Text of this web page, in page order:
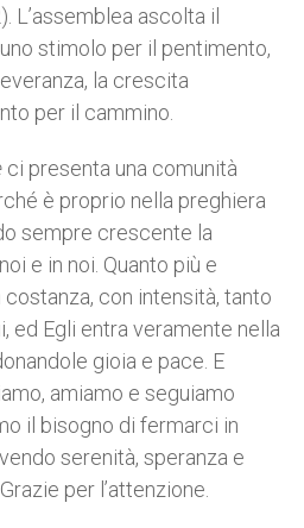
L’assemblea ascolta il
stimolo per il pentimento,
la crescita
per il cammino.
ci presenta una comunità
è proprio nella preghiera
sempre crescente la
e in noi. Quanto più e
con intensità, tanto
ed Egli entra veramente nella
gioia e pace. E
amiamo e seguiamo
il bisogno di fermarci in
serenità, speranza e
per l’attenzione.